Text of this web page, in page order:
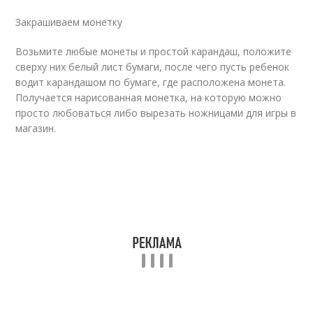
Закрашиваем монетку
Возьмите любые монеты и простой карандаш, положите
сверху них белый лист бумаги, после чего пусть ребенок
водит карандашом по бумаге, где расположена монета.
Получается нарисованная монетка, на которую можно
просто любоваться либо вырезать ножницами для игры в
магазин.